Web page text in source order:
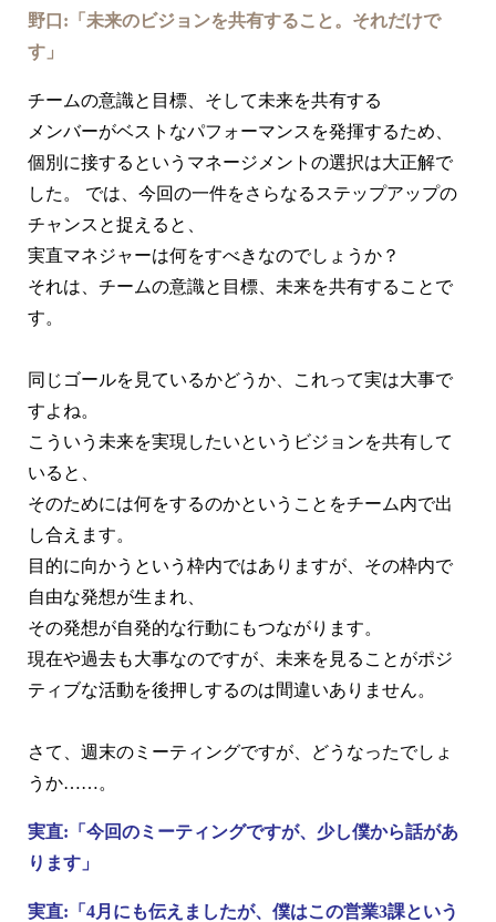
野口:「未来のビジョンを共有すること。それだけで
す」
チームの意識と目標、そして未来を共有する
メンバーがベストなパフォーマンスを発揮するため、
個別に接するというマネージメントの選択は大正解で
した。 では、今回の一件をさらなるステップアップの
チャンスと捉えると、
実直マネジャーは何をすべきなのでしょうか？
それは、チームの意識と目標、未来を共有することで
す。
同じゴールを見ているかどうか、これって実は大事で
すよね。
こういう未来を実現したいというビジョンを共有して
いると、
そのためには何をするのかということをチーム内で出
し合えます。
目的に向かうという枠内ではありますが、その枠内で
自由な発想が生まれ、
その発想が自発的な行動にもつながります。
現在や過去も大事なのですが、未来を見ることがポジ
ティブな活動を後押しするのは間違いありません。
さて、週末のミーティングですが、どうなったでしょ
うか……。
実直:「今回のミーティングですが、少し僕から話があ
ります」
実直:「4月にも伝えましたが、僕はこの営業3課という